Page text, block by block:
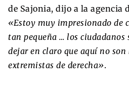
de Sajonia, dijo a la agencia
«Estoy muy impresionado de
tan pequeña … los ciudadanos
dejar en claro que aquí no son
extremistas de derecha».